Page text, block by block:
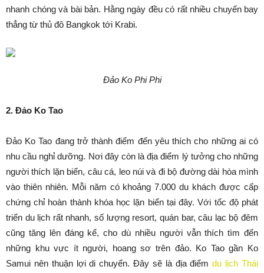
nhanh chóng và bài bản. Hằng ngày đều có rất nhiều chuyến bay
thẳng từ thủ đô Bangkok tới Krabi.
Đảo Ko Phi Phi
2. Đảo Ko Tao
Đảo Ko Tao đang trở thành điểm đến yêu thích cho những ai có
nhu cầu nghỉ dưỡng. Nơi đây còn là địa điểm lý tưởng cho những
người thích lặn biển, câu cá, leo núi và đi bộ đường dài hòa mình
vào thiên nhiên. Mỗi năm có khoảng 7.000 du khách được cấp
chứng chỉ hoàn thành khóa học lặn biển tại đây. Với tốc độ phát
triển du lịch rất nhanh, số lượng resort, quán bar, câu lạc bộ đêm
cũng tăng lên đáng kể, cho dù nhiều người vẫn thích tìm đến
những khu vực ít người, hoang sơ trên đảo. Ko Tao gần Ko
Samui nên thuận lợi di chuyển. Đây sẽ là địa điểmdu lịch Thái